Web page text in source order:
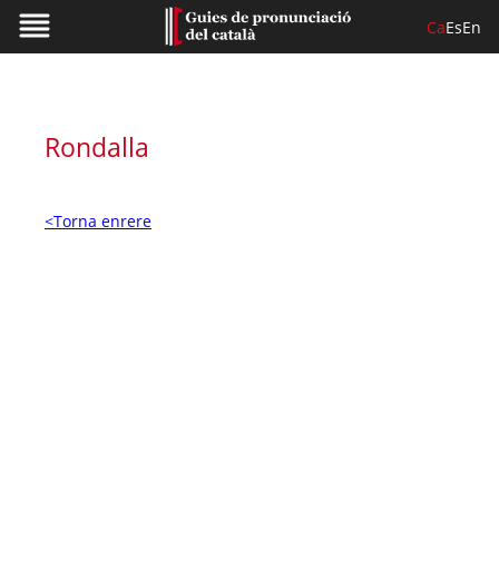
CaEsEn
Rondalla
<Torna enrere